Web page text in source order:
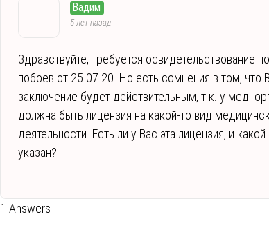
Вадим
5 лет назад
Здравствуйте, требуется освидетельствование
побоев от 25.07.20. Но есть сомнения в том, что
заключение будет действительным, т.к. у мед.
должна быть лицензия на какой-то вид
деятельности. Есть ли у Вас эта лицензия, и
указан?
1 Answers